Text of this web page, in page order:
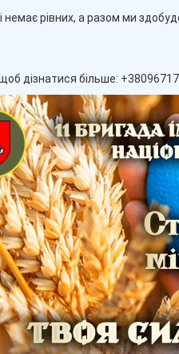
немає рівних, а разом ми
дізнатися більше: